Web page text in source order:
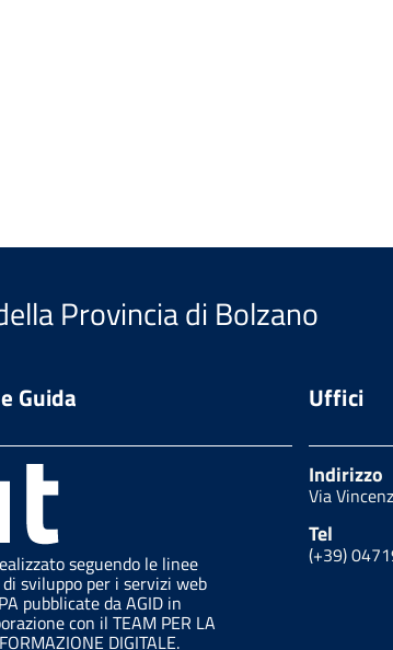
Provincia di Bolzano
Guida
seguendo le linee
sviluppo per i servizi web
pubblicate da AGID in
con il TEAM PER LA
DIGITALE.
Uffici
Indirizzo
Via
Tel
(+39)